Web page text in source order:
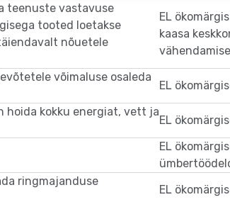
teenuste vastavuse
tooted loetakse
nõuetele
EL
kaasa
võimaluse osaleda
EL
hoida kokku energiat, vett ja
EL
EL
ringmajanduse
EL